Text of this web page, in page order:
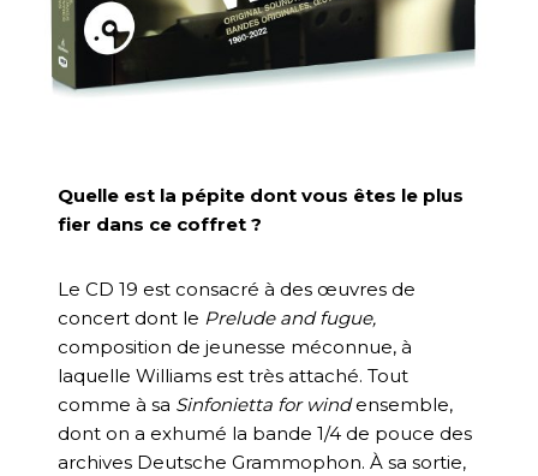
Quelle est la pépite dont vous êtes le plus
fier dans ce coffret ?
Le CD 19 est consacré à des œuvres de
concert dont le Prelude and fugue,
composition de jeunesse méconnue, à
laquelle Williams est très attaché. Tout
comme à sa Sinfonietta for windensemble,
dont on a exhumé la bande 1/4 de pouce des
archives Deutsche Grammophon. À sa sortie,